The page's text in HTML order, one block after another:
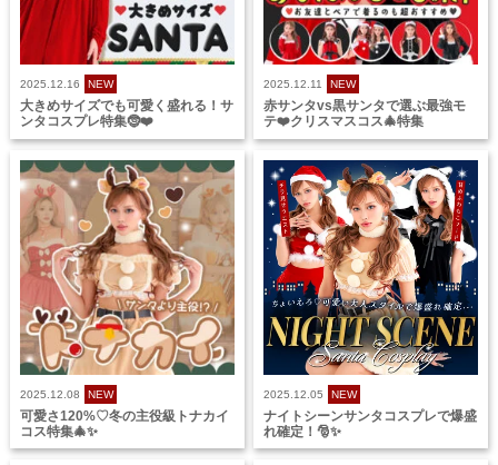
2025.12.16 NEW
大きめサイズでも可愛く盛れる！サ
ンタコスプレ特集🤶❤️
2025.12.11 NEW
赤サンタvs黒サンタで選ぶ最強モ
テ❤️クリスマスコス🎄特集
2025.12.08 NEW
可愛さ120%♡冬の主役級トナカイ
コス特集🎄✨
2025.12.05 NEW
ナイトシーンサンタコスプレで爆盛
れ確定！🎅✨